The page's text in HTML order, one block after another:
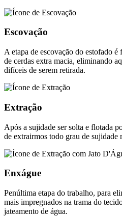
Escovação
A etapa de escovação do estofado
de cerdas extra macia, eliminando
difíceis de serem retirada.
Extração
Após a sujidade ser solta e flotada
de extrairmos todo grau de sujidade
Enxágue
Penúltima etapa do trabalho, para
mais impregnados na trama do
jateamento de água.